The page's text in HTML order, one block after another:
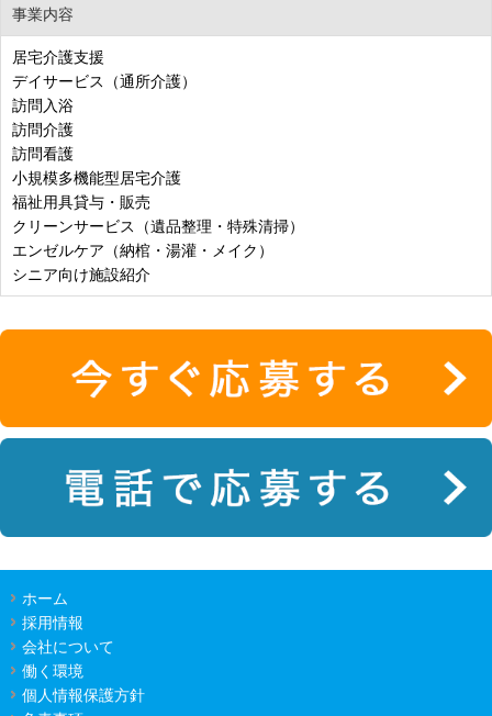
事業内容
居宅介護支援
デイサービス（通所介護）
訪問入浴
訪問介護
訪問看護
小規模多機能型居宅介護
福祉用具貸与・販売
クリーンサービス（遺品整理・特殊清掃）
エンゼルケア（納棺・湯灌・メイク）
シニア向け施設紹介
ホーム
採用情報
会社について
働く環境
個人情報保護方針